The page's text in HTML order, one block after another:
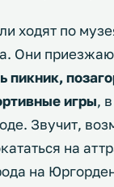
ходят по
Они
пикник,
игры,
Звучит,
на
на